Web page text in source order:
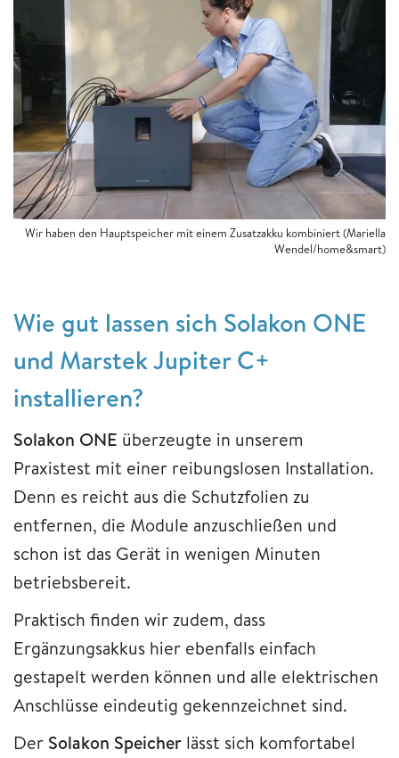
Wir haben den Hauptspeicher mit einem Zusatzakku kombiniert (Mariella
Wendel/home&smart)
Wie gut lassen sich Solakon ONE
und Marstek Jupiter C+
installieren?
Solakon ONE überzeugte in unserem
Praxistest mit einer reibungslosen Installation.
Denn es reicht aus die Schutzfolien zu
entfernen, die Module anzuschließen und
schon ist das Gerät in wenigen Minuten
betriebsbereit.
Praktisch finden wir zudem, dass
Ergänzungsakkus hier ebenfalls einfach
gestapelt werden können und alle elektrischen
Anschlüsse eindeutig gekennzeichnet sind.
Der Solakon Speicher lässt sich komfortabel